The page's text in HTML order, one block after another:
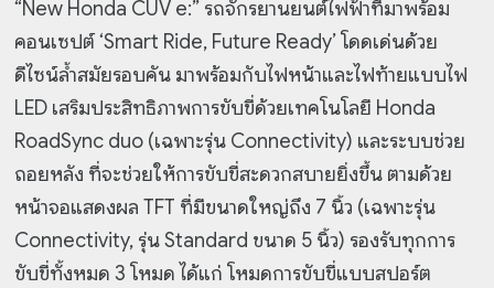
“New Honda CUV e:” รถจักรยานยนต์ไฟฟ้าที่มาพร้อม
คอนเซปต์ ‘Smart Ride, Future Ready’ โดดเด่นด้วย
ดีไซน์ล้ำสมัยรอบคัน มาพร้อมกับไฟหน้าและไฟท้ายแบบไฟ
LED เสริมประสิทธิภาพการขับขี่ด้วยเทคโนโลยี Honda
RoadSync duo (เฉพาะรุ่น Connectivity) และระบบช่วย
ถอยหลัง ที่จะช่วยให้การขับขี่สะดวกสบายยิ่งขึ้น ตามด้วย
หน้าจอแสดงผล TFT ที่มีขนาดใหญ่ถึง 7 นิ้ว (เฉพาะรุ่น
Connectivity, รุ่น Standard ขนาด 5 นิ้ว) รองรับทุกการ
ขับขี่ทั้งหมด 3 โหมด ได้แก่ โหมดการขับขี่แบบสปอร์ต